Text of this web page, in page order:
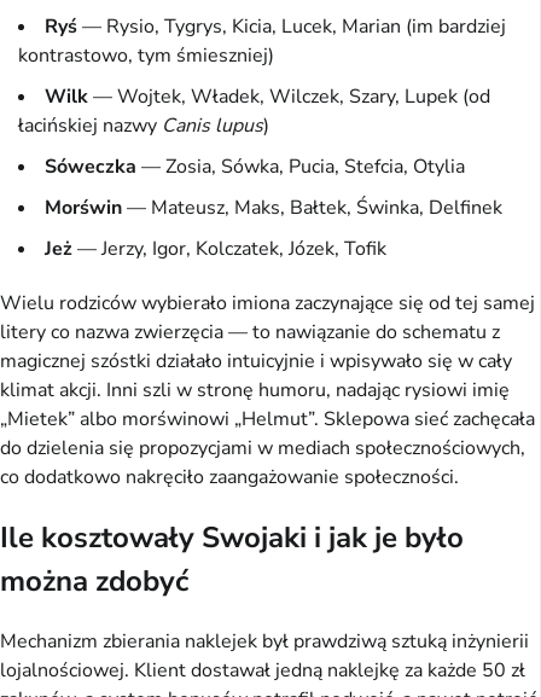
Ryś— Rysio, Tygrys, Kicia, Lucek, Marian (im bardziej
kontrastowo, tym śmieszniej)
Wilk— Wojtek, Władek, Wilczek, Szary, Lupek (od
łacińskiej nazwy Canis lupus)
Sóweczka — Zosia, Sówka, Pucia, Stefcia, Otylia
Morświn— Mateusz, Maks, Bałtek, Świnka, Delfinek
Jeż— Jerzy, Igor, Kolczatek, Józek, Tofik
Wielu rodziców wybierało imiona zaczynające się od tej samej
litery co nazwa zwierzęcia — to nawiązanie do schematu z
magicznej szóstki działało intuicyjnie i wpisywało się w cały
klimat akcji. Inni szli w stronę humoru, nadając rysiowi imię
„Mietek” albo morświnowi „Helmut”. Sklepowa sieć zachęcała
do dzielenia się propozycjami w mediach społecznościowych,
co dodatkowo nakręciło zaangażowanie społeczności.
Ile kosztowały Swojaki i jak je było
można zdobyć
Mechanizm zbierania naklejek był prawdziwą sztuką inżynierii
lojalnościowej. Klient dostawał jedną naklejkę za każde 50 zł